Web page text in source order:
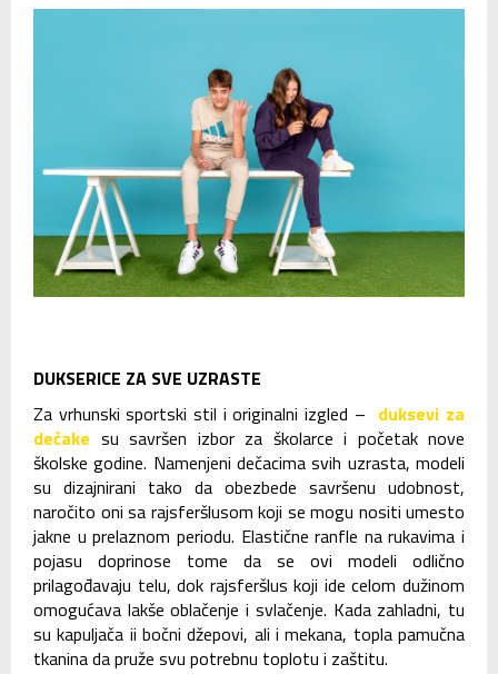
DUKSERICE ZA SVE UZRASTE
Za vrhunski sportski stil i originalni izgled – duksevi za
dečake su savršen izbor za školarce i početak nove
školske godine. Namenjeni dečacima svih uzrasta, modeli
su dizajnirani tako da obezbede savršenu udobnost,
naročito oni sa rajsferšlusom koji se mogu nositi umesto
jakne u prelaznom periodu. Elastične ranfle na rukavima i
pojasu doprinose tome da se ovi modeli odlično
prilagođavaju telu, dok rajsferšlus koji ide celom dužinom
omogućava lakše oblačenje i svlačenje. Kada zahladni, tu
su kapuljača ii bočni džepovi, ali i mekana, topla pamučna
tkanina da pruže svu potrebnu toplotu i zaštitu.